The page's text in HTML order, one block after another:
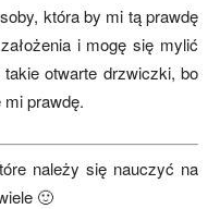
która by mi tą prawdę
i mogę się mylić
otwarte drzwiczki, bo
prawdę.
należy się nauczyć na
🙂